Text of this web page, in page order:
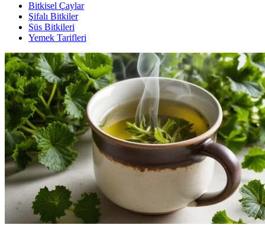
Bitkisel Çaylar
Şifalı Bitkiler
Süs Bitkileri
Yemek Tarifleri